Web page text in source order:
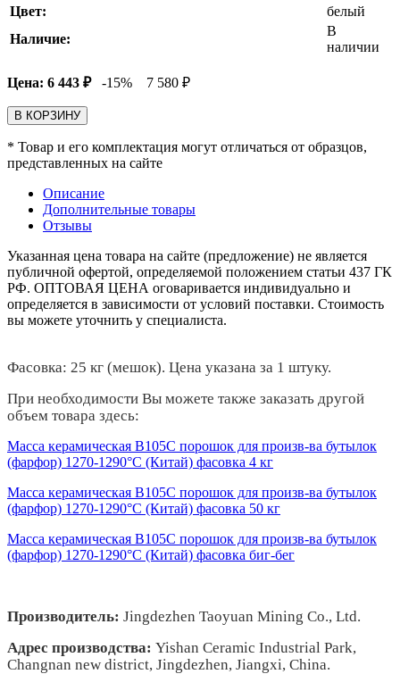
Цвет:
белый
Наличие:
В
наличии
Цена: 6 443 ₽ -15% 7 580 ₽
В КОРЗИНУ
* Товар и его комплектация могут отличаться от образцов,
представленных на сайте
Описание
Дополнительные товары
Отзывы
Указанная цена товара на сайте (предложение) не является
публичной офертой, определяемой положением статьи 437 ГК
РФ. ОПТОВАЯ ЦЕНА оговаривается индивидуально и
определяется в зависимости от условий поставки. Стоимость
вы можете уточнить у специалиста.
Фасовка: 25 кг (мешок). Цена указана за 1 штуку.
При необходимости Вы можете также заказать другой
объем товара здесь:
Масса керамическая B105C порошок для произв-ва бутылок
(фарфор) 1270-1290°С (Китай) фасовка 4 кг
Масса керамическая B105C порошок для произв-ва бутылок
(фарфор) 1270-1290°С (Китай) фасовка 50 кг
Масса керамическая B105C порошок для произв-ва бутылок
(фарфор) 1270-1290°С (Китай) фасовка биг-бег
Производитель: Jingdezhen Taoyuan Mining Co., Ltd.
Адрес производства: Yishan Ceramic Industrial Park,
Changnan new district, Jingdezhen, Jiangxi, China.